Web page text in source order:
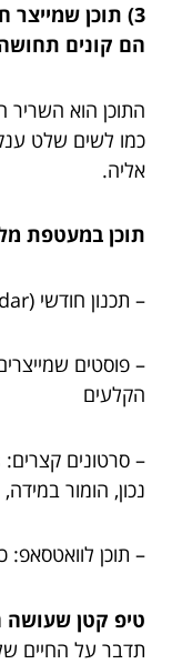
3) תוכן
הם קונים
התוכן הוא השריר
כמו לשים שלט
אליה.
תוכן במעטפת
– תכנון חודשי (Content Calendar) סביב עונות ואירועים
– פוסטים
הקלעים
נכון, הומור
– תוכן לוואטסאפ:
טיפ קטן שעושה
תדבר על החיים